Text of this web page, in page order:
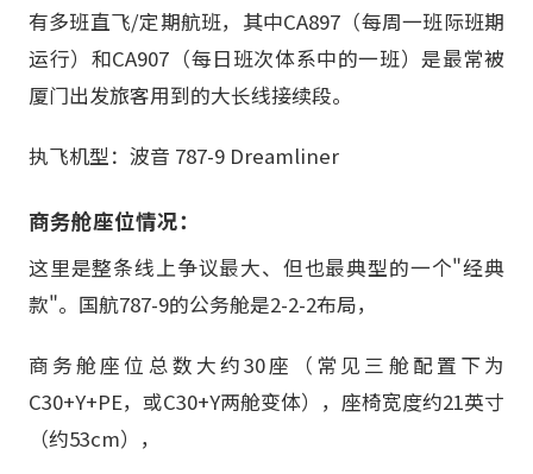
有多班直飞/定期航班，其中CA897（每周一班际班期
运行）和CA907（每日班次体系中的一班）是最常被
厦门出发旅客用到的大长线接续段。
执飞机型：波音 787-9 Dreamliner
商务舱座位情况：
这里是整条线上争议最大、但也最典型的一个"经典
款"。国航787-9的公务舱是2-2-2布局，
商务舱座位总数大约30座（常见三舱配置下为
C30+Y+PE，或C30+Y两舱变体），座椅宽度约21英寸
（约53cm），